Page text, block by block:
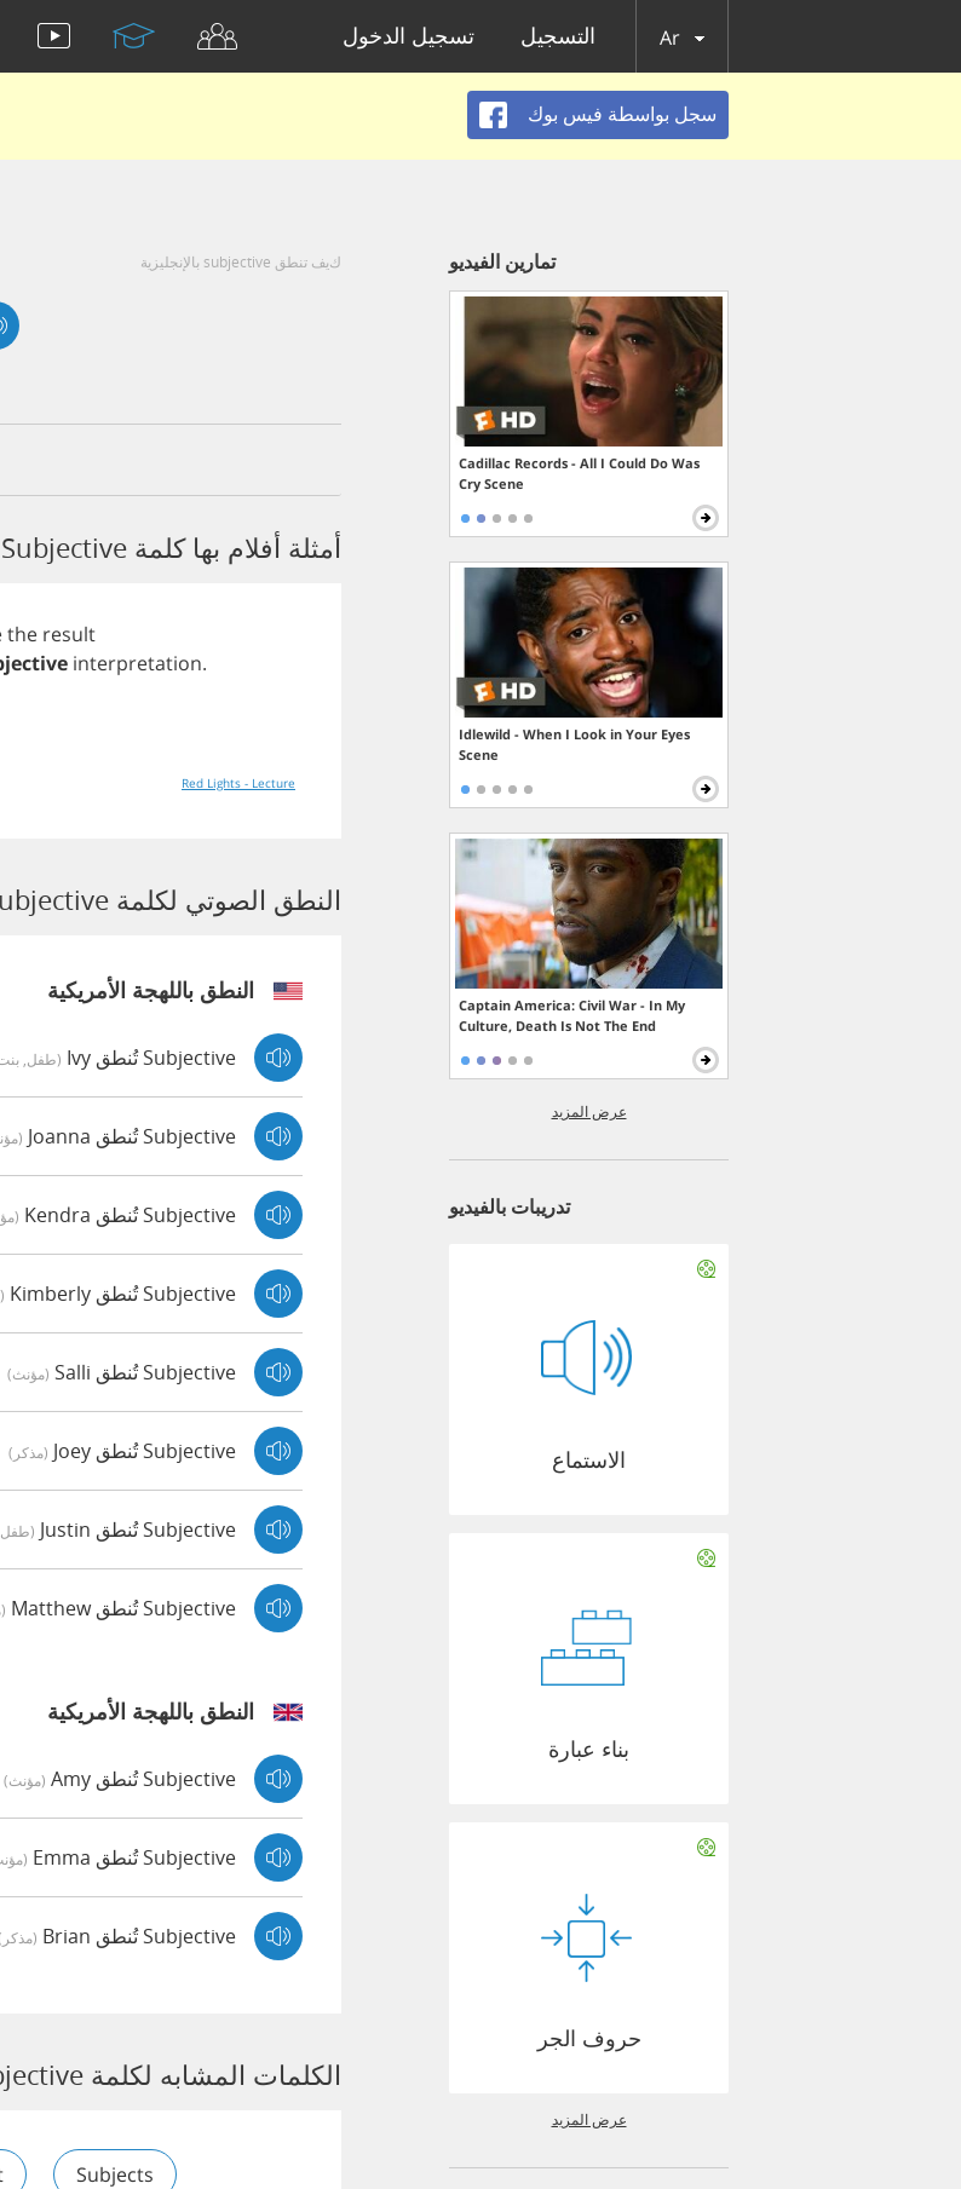
تسجيل الدخول التسجيل Ar
سجل بواسطة فيس بوك
كيف تنطق subjective بالإنجليزية
أمثلة أفلام بها كلمة Subjective
the result
interpretation.
Red Lights - Lecture
النطق الصوتي لكلمة Subjective
النطق باللهجة الأمريكية
Subjective تُنطق Ivy (طفل,
Subjective تُنطق Joanna
Subjective تُنطق Kendra
Subjective تُنطق Kimberly
Subjective تُنطق Salli (مؤنث)
Subjective تُنطق Joey (مذكر)
Subjective تُنطق Justin
Subjective تُنطق Matthew
النطق باللهجة الأمريكية
Subjective تُنطق Amy (مؤنث)
Subjective تُنطق Emma
Subjective تُنطق Brian
الكلمات المشابه لكلمة Subjective
Subjects
تمارين الفيديو
Cadillac Records - All I Could Do Was
Cry Scene
Idlewild - When I Look in Your Eyes
Scene
Captain America: Civil War - In My
Culture, Death Is Not The End
عرض المزيد
تدريبات بالفيديو
الاستماع
بناء عبارة
حروف الجر
عرض المزيد